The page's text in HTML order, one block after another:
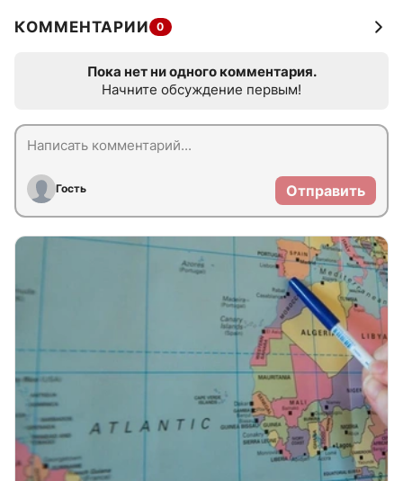
КОММЕНТАРИИ 0
Пока нет ни одного комментария.
Начните обсуждение первым!
Гость Отправить